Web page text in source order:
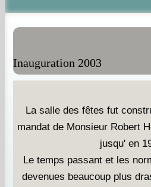
Inauguration 2003
La salle des fêtes fut
mandat de Monsieur Robert
jusqu' en
Le temps passant et les
devenues beaucoup plus